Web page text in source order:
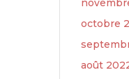
octobre
août